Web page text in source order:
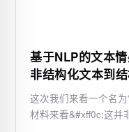
基于NLP的文本
非结构化文本到
这次我们来看一个名
材料来看&#xff0c;这并